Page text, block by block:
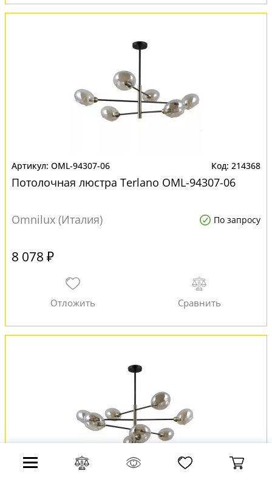
OML-94307-06 214368
Потолочная люстра Terlano OML-94307-06
Omnilux (Италия) По запросу
8 078 ₽